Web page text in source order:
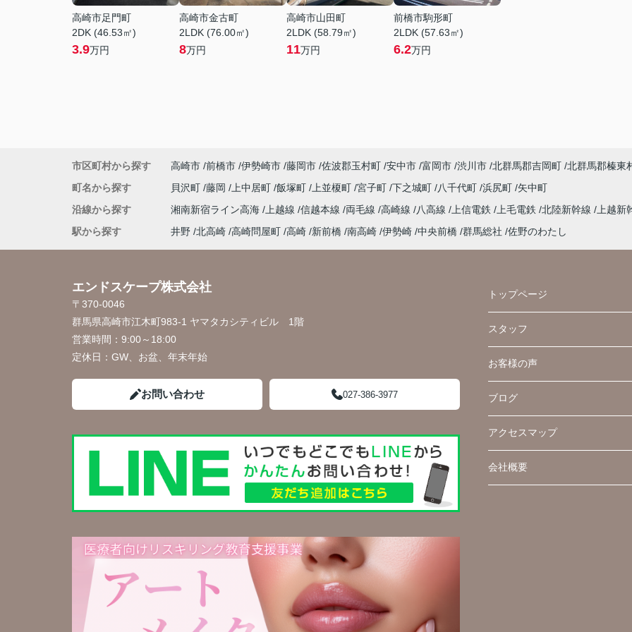
高崎市足門町
2DK (46.53㎡)
3.9万円
高崎市金古町
2LDK (76.00㎡)
8万円
高崎市山田町
2LDK (58.79㎡)
11万円
前橋市駒形町
2LDK (57.63㎡)
6.2万円
市区町村から探す 高崎市 前橋市 伊勢崎市 藤岡市 佐波郡玉村町 安中市 富岡市 渋川市 北群馬郡吉岡町 北群馬郡榛東
町名から探す
貝沢町 藤岡 上中居町 飯塚町 上並榎町 宮子町 下之城町 八千代町 浜尻町 矢中町
沿線から探す
湘南新宿ライン高海 上越線 信越本線 両毛線 高崎線 八高線 上信電鉄 上毛電鉄 北陸新幹線
上越新
駅から探す
井野 北高崎 高崎問屋町 高崎 新前橋 南高崎 伊勢崎 中央前橋 群馬総社 佐野のわたし
エンドスケープ株式会社
〒370-0046
群馬県高崎市江木町983-1 ヤマタカシティビル 1階
営業時間： 9:00～18:00
定休日： GW、お盆、年末年始
お問い合わせ 027-386-3977
トップページ
スタッフ
お客様の声
ブログ
アクセスマップ
会社概要